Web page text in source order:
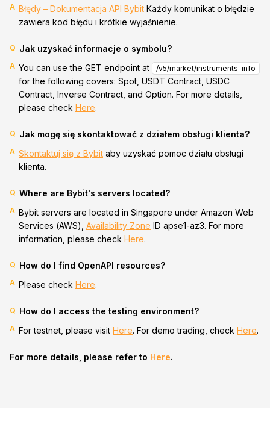
A Błędy – Dokumentacja API Bybit Każdy komunikat o błędzie
zawiera kod błędu i krótkie wyjaśnienie.
Q Jak uzyskać informacje o symbolu?
A You can use the GET endpoint at /v5/market/instruments-info
for the following covers: Spot, USDT Contract, USDC
Contract, Inverse Contract, and Option. For more details,
please check Here.
Q Jak mogę się skontaktować z działem obsługi klienta?
A Skontaktuj się z Bybit aby uzyskać pomoc działu obsługi
klienta.
Q Where are Bybit's servers located?
A Bybit servers are located in Singapore under Amazon Web
Services (AWS), Availability Zone ID apse1-az3. For more
information, please check Here.
Q How do I find OpenAPI resources?
A Please check Here.
Q How do I access the testing environment?
A For testnet, please visit Here. For demo trading, check Here.
For more details, please refer to Here.